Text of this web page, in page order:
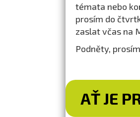
témata nebo
prosím do
zaslat včas na
Podněty,
AŤ JE